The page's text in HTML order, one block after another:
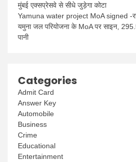
मुंबई एक्सप्रेसवे से सीधे जुड़ेगा कोटा
Yamuna water project MoA signed -
यमुना जल परियोजना के MoA पर साइन,
पानी
Categories
Admit Card
Answer Key
Automobile
Business
Crime
Educational
Entertainment